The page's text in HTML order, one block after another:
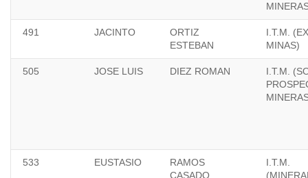
491 JACINTO
ORTIZ
ESTEBAN
I.T.M.
MINAS)
505 JOSE LUIS DIEZ ROMAN
I.T.M.
533 EUSTASIO
RAMOS
CASADO
I.T.M.